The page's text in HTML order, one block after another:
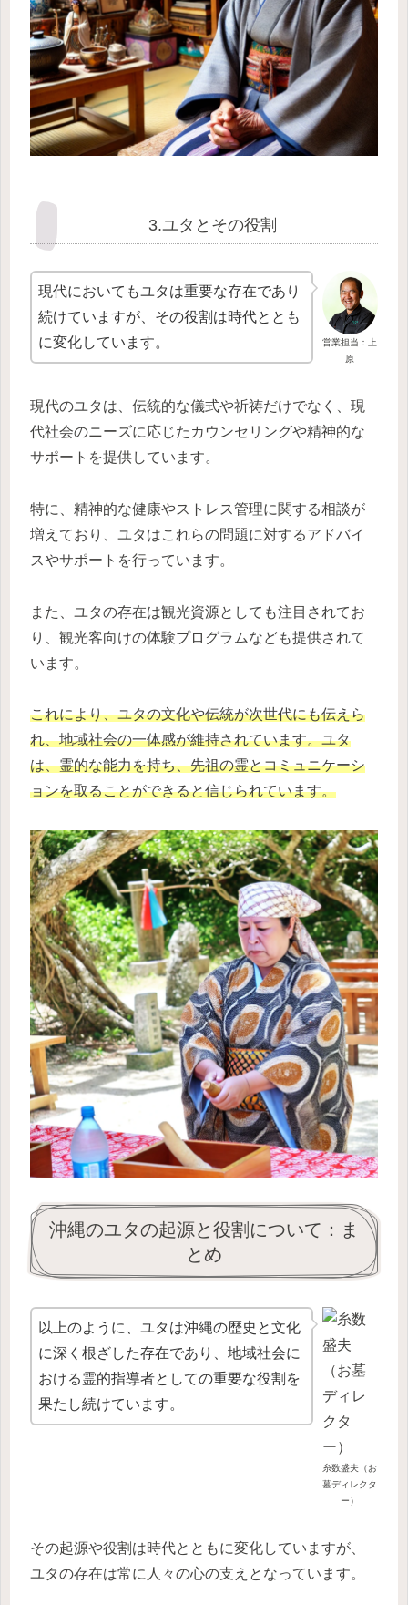
3.ユタとその役割
営業担当：上
原
現代においてもユタは重要な存在であり
続けていますが、その役割は時代ととも
に変化しています。
現代のユタは、伝統的な儀式や祈祷だけでなく、現
代社会のニーズに応じたカウンセリングや精神的な
サポートを提供しています。
特に、精神的な健康やストレス管理に関する相談が
増えており、ユタはこれらの問題に対するアドバイ
スやサポートを行っています。
また、ユタの存在は観光資源としても注目されてお
り、観光客向けの体験プログラムなども提供されて
います。
これにより、ユタの文化や伝統が次世代にも伝えら
れ、地域社会の一体感が維持されています。ユタ
は、霊的な能力を持ち、先祖の霊とコミュニケーシ
ョンを取ることができると信じられています。
沖縄のユタの起源と役割について：ま
とめ
糸数盛夫（お
墓ディレクタ
ー）
以上のように、ユタは沖縄の歴史と文化
に深く根ざした存在であり、地域社会に
おける霊的指導者としての重要な役割を
果たし続けています。
その起源や役割は時代とともに変化していますが、
ユタの存在は常に人々の心の支えとなっています。